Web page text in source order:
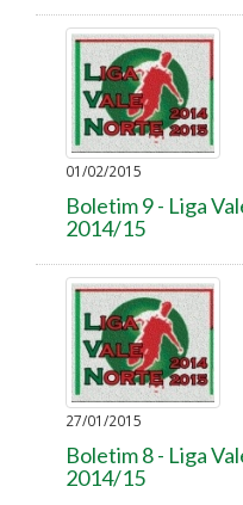
01/02/2015
Boletim 9 - Liga
2014/15
27/01/2015
Boletim 8 - Liga
2014/15